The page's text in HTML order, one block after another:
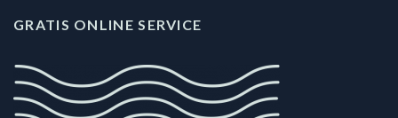
GRATIS ONLINE SERVICE